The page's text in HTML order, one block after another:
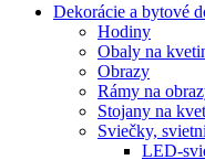
Dekorácie a bytové
Hodiny
Obaly na
Obrazy
Rámy na
Stojany na
Sviečky,
LED-